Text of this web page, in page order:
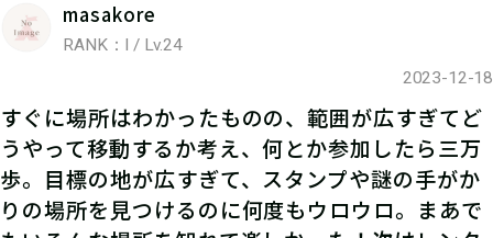
masakore
RANK：I / Lv.24
2023-12-18
すぐに場所はわかったものの、範囲が広すぎてど
うやって移動するか考え、何とか参加したら三万
歩。目標の地が広すぎて、スタンプや謎の手がか
りの場所を見つけるのに何度もウロウロ。まあで